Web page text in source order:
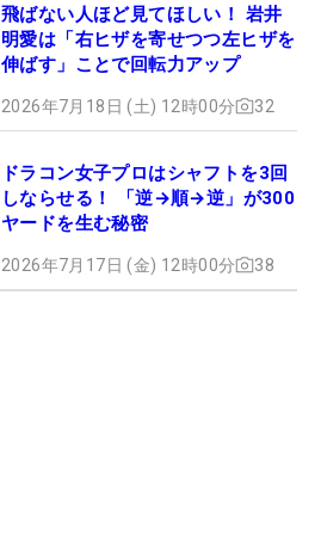
飛ばない人ほど見てほしい！ 岩井
明愛は「右ヒザを寄せつつ左ヒザを
伸ばす」ことで回転力アップ
2026年7月18日 (土) 12時00分 32
ドラコン女子プロはシャフトを3回
しならせる！ 「逆→順→逆」が300
ヤードを生む秘密
2026年7月17日 (金) 12時00分 38